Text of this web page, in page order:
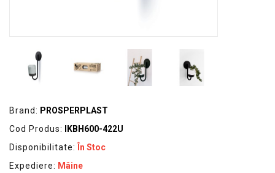
FOTOVOLTAICE
Brand: PROSPERPLAST
Cod Produs:
IKBH600-422U
Disponibilitate:
În Stoc
Expediere: Mâine